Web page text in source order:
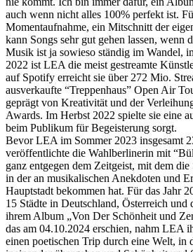
auch wenn nicht alles 100% perfekt ist.
Momentaufnahme, ein Mitschnitt der
kann Songs sehr gut gehen lassen, wenn
Musik ist ja sowieso ständig im Wandel,
2022 ist LEA die meist gestreamte
auf Spotify erreicht sie über 272 Mio.
ausverkaufte “Treppenhaus” Open Air
geprägt von Kreativität und der
Awards. Im Herbst 2022 spielte sie eine
beim Publikum für Begeisterung sorgt.
Bevor LEA im Sommer 2023 insgesamt
veröffentlichte die Wahlberlinerin mit
ganz entgegen dem Zeitgeist, mit dem
in der an musikalischen Anekdoten und
Hauptstadt bekommen hat. Für das Jahr
15 Städte in Deutschland, Österreich und
ihrem Album „Von Der Schönheit und
das am 04.10.2024 erschien, nahm LEA
einen poetischen Trip durch eine Welt, in